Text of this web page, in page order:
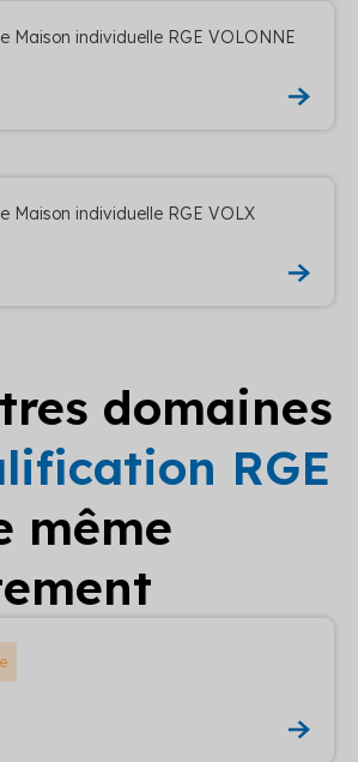
Maison individuelle RGE VOLONNE
Maison individuelle RGE VOLX
domaines
RGE
même